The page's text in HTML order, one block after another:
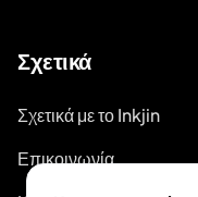
Σχετικά
Σχετικά με το Inkjin
Επικοινωνία